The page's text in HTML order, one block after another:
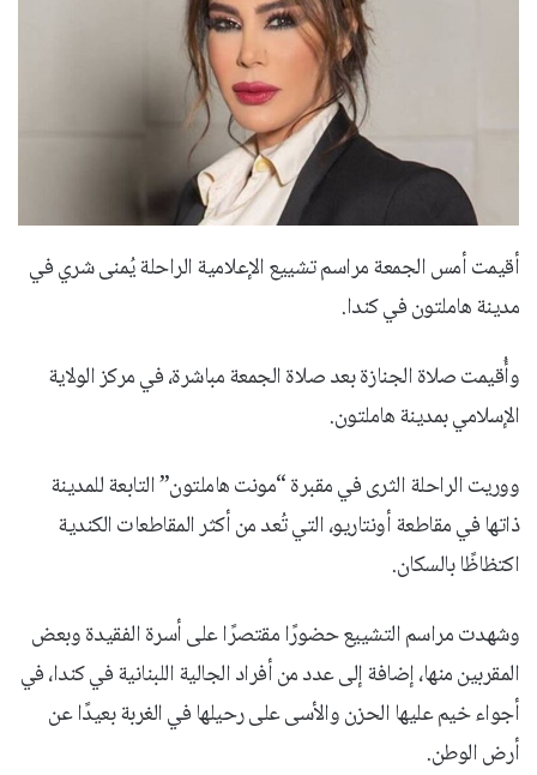
أقيمت أمس الجمعة مراسم تشييع الإعلامية الراحلة يُمنى شري في
مدينة هاملتون في كندا.
وأُقيمت صلاة الجنازة بعد صلاة الجمعة مباشرة، في مركز الولاية
الإسلامي بمدينة هاملتون.
ووريت الراحلة الثرى في مقبرة “مونت هاملتون” التابعة للمدينة
ذاتها في مقاطعة أونتاريو، التي تُعد من أكثر المقاطعات الكندية
اكتظاظًا بالسكان.
وشهدت مراسم التشييع حضورًا مقتصرًا على أسرة الفقيدة وبعض
المقربين منها، إضافة إلى عدد من أفراد الجالية اللبنانية في كندا، في
أجواء خيم عليها الحزن والأسى على رحيلها في الغربة بعيدًا عن
أرض الوطن.